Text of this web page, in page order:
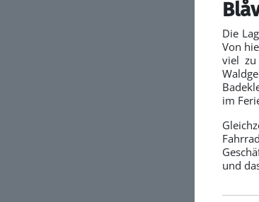
Die
Von
viel zu
im
und